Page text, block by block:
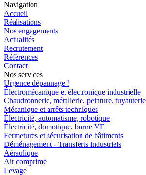
Navigation
Accueil
Réalisations
Nos engagements
Actualités
Recrutement
Références
Contact
Nos services
Urgence dépannage !
Électromécanique et électronique industrielle
Chaudronnerie, métallerie, peinture, tuyauterie
Mécanique et arrêts techniques
Électricité, automatisme, robotique
Électricité, domotique, borne VE
Fermetures et sécurisation de bâtiments
Déménagement - Transferts industriels
Aéraulique
Air comprimé
Levage